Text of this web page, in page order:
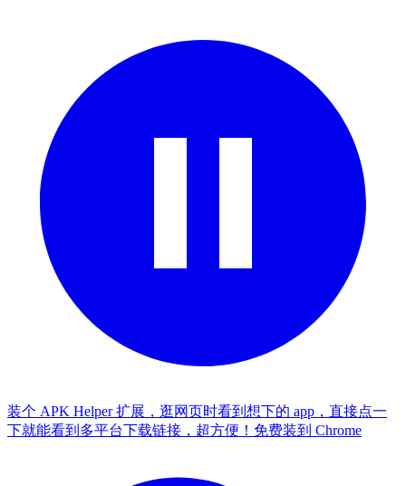
装个 APK Helper 扩展，逛网页时看到想下的 app，直接点一
下就能看到多平台下载链接，超方便！ 免费装到 Chrome